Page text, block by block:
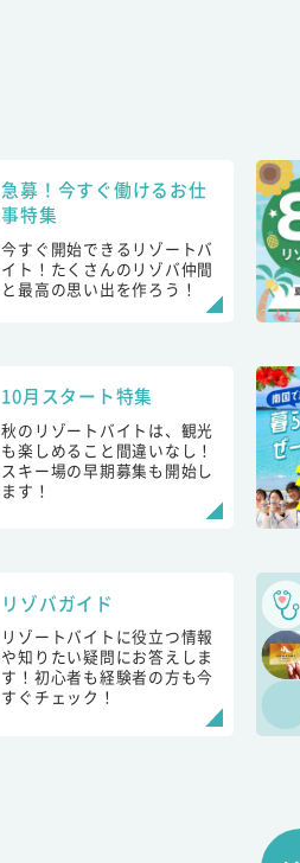
急募！今すぐ働けるお仕
事特集
今すぐ開始できるリゾートバ
イト！たくさんのリゾバ仲間
と最高の思い出を作ろう！
10月スタート特集
秋のリゾートバイトは、観光
も楽しめること間違いなし！
スキー場の早期募集も開始し
ます！
リゾバガイド
リゾートバイトに役立つ情報
や知りたい疑問にお答えしま
す！初心者も経験者の方も今
すぐチェック！